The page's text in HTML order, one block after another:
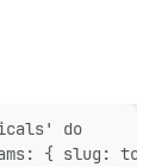
do
{ slug: